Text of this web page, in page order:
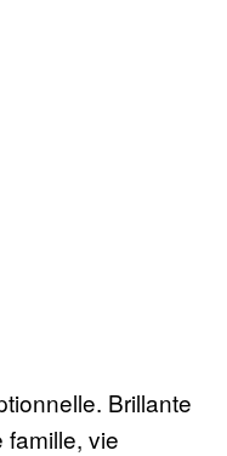
Brillante
famille, vie